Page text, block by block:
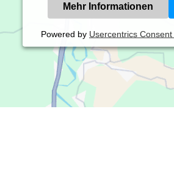
Mehr Informationen
Powered by Usercentrics